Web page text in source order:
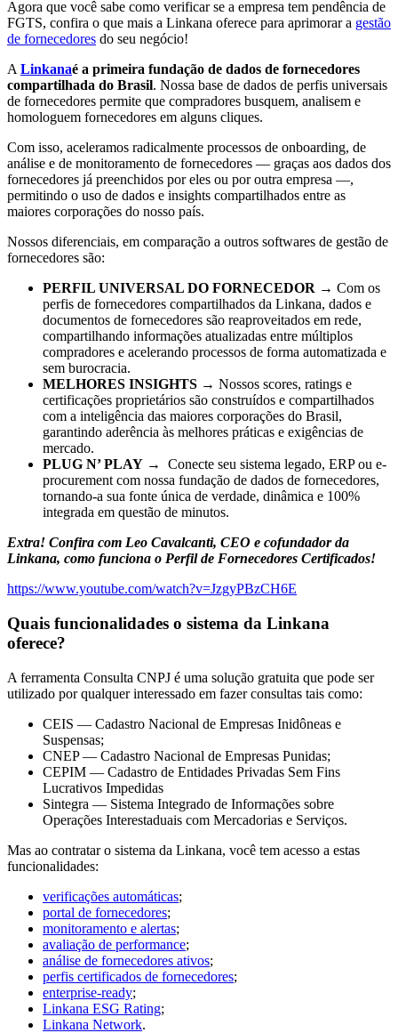
Agora que você sabe como verificar se a empresa tem pendência de
FGTS, confira o que mais a Linkana oferece para aprimorar a gestão
de fornecedores do seu negócio!
A Linkanaé a primeira fundação de dados de fornecedores
compartilhada do Brasil. Nossa base de dados de perfis universais
de fornecedores permite que compradores busquem, analisem e
homologuem fornecedores em alguns cliques.
Com isso, aceleramos radicalmente processos de onboarding, de
análise e de monitoramento de fornecedores — graças aos dados dos
fornecedores já preenchidos por eles ou por outra empresa —,
permitindo o uso de dados e insights compartilhados entre as
maiores corporações do nosso país.
Nossos diferenciais, em comparação a outros softwares de gestão de
fornecedores são:
PERFIL UNIVERSAL DO FORNECEDOR → Com os
perfis de fornecedores compartilhados da Linkana, dados e
documentos de fornecedores são reaproveitados em rede,
compartilhando informações atualizadas entre múltiplos
compradores e acelerando processos de forma automatizada e
sem burocracia.
MELHORES INSIGHTS → Nossos scores, ratings e
certificações proprietários são construídos e compartilhados
com a inteligência das maiores corporações do Brasil,
garantindo aderência às melhores práticas e exigências de
mercado.
PLUG N’ PLAY → Conecte seu sistema legado, ERP ou e-
procurement com nossa fundação de dados de fornecedores,
tornando-a sua fonte única de verdade, dinâmica e 100%
integrada em questão de minutos.
Extra! Confira com Leo Cavalcanti, CEO e cofundador da
Linkana, como funciona o Perfil de Fornecedores Certificados!
https://www.youtube.com/watch?v=JzgyPBzCH6E
Quais funcionalidades o sistema da Linkana
oferece?
A ferramenta Consulta CNPJ é uma solução gratuita que pode ser
utilizado por qualquer interessado em fazer consultas tais como:
CEIS — Cadastro Nacional de Empresas Inidôneas e
Suspensas;
CNEP — Cadastro Nacional de Empresas Punidas;
CEPIM — Cadastro de Entidades Privadas Sem Fins
Lucrativos Impedidas
Sintegra — Sistema Integrado de Informações sobre
Operações Interestaduais com Mercadorias e Serviços.
Mas ao contratar o sistema da Linkana, você tem acesso a estas
funcionalidades:
verificações automáticas;
portal de fornecedores;
monitoramento e alertas;
avaliação de performance;
análise de fornecedores ativos;
perfis certificados de fornecedores;
enterprise-ready;
Linkana ESG Rating;
Linkana Network.